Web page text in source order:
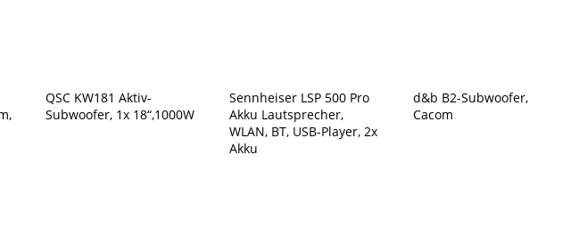
QSC KW181 Aktiv-
Subwoofer, 1x 18“,1000W
Sennheiser LSP 500 Pro
Akku Lautsprecher,
WLAN, BT, USB-Player, 2x
Akku
d&b B2-Subwoofer,
Cacom